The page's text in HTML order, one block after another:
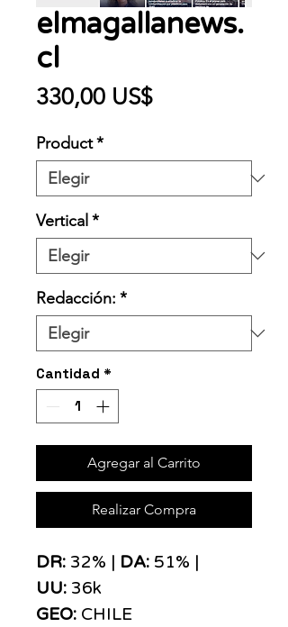
elmagallanews.
cl
330,00 US$Precio
Product*
Vertical*
Redacción: *
Cantidad *
Agregar al Carrito
Realizar Compra
DR: 32% | DA: 51% |
UU: 36k
GEO: CHILE